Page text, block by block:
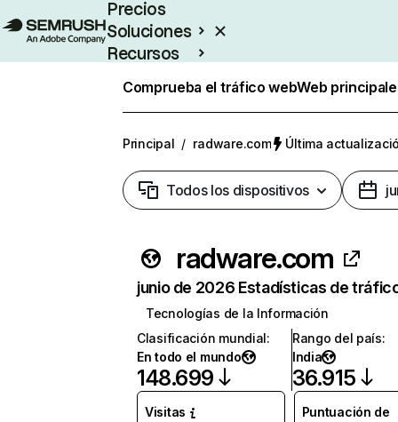
Precios
Soluciones
Recursos
Comprueba el tráfico webWeb
Principal / radware.com Última
Todos los dispositivos
radware.com
junio de 2026 Estadísticas de
Tecnologías de la Información
Clasificación mundial:
En todo el mundo
148.699
Rango del país:
India
36.915
Visitas
Puntuación de